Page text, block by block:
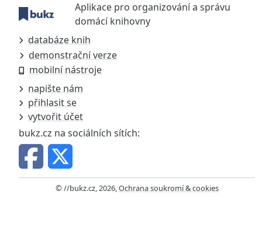
Aplikace pro organizování a správu
domácí knihovny
databáze knih
demonstrační verze
mobilní nástroje
napište nám
přihlasit se
vytvořit účet
bukz.cz na sociálních sítích:
© //bukz.cz, 2026,Ochrana soukromí & cookies